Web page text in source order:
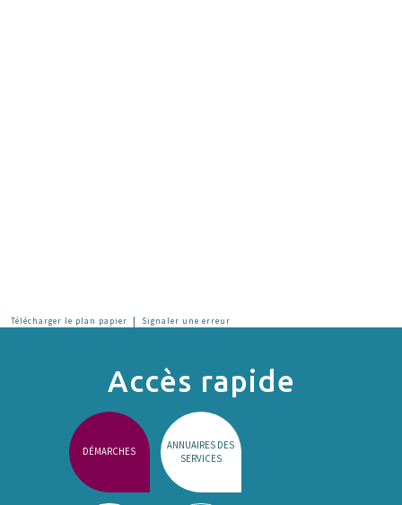
Télécharger le plan papier | Signaler une erreur
Accès rapide
DÉMARCHES
ANNUAIRES DES
SERVICES